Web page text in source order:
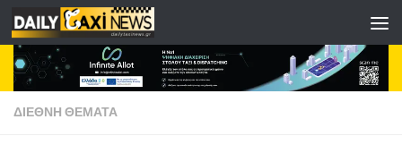
Skip to content
ΔΙΕΘΝΗ ΘΕΜΑΤΑ